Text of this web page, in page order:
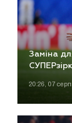
Заміна
20:26, 07